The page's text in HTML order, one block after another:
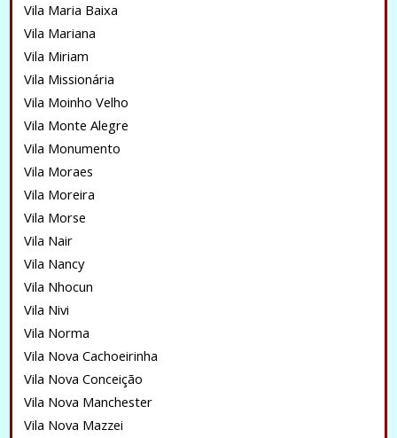
Vila Maria Baixa
Vila Mariana
Vila Miriam
Vila Missionária
Vila Moinho Velho
Vila Monte Alegre
Vila Monumento
Vila Moraes
Vila Moreira
Vila Morse
Vila Nair
Vila Nancy
Vila Nhocun
Vila Nivi
Vila Norma
Vila Nova Cachoeirinha
Vila Nova Conceição
Vila Nova Manchester
Vila Nova Mazzei